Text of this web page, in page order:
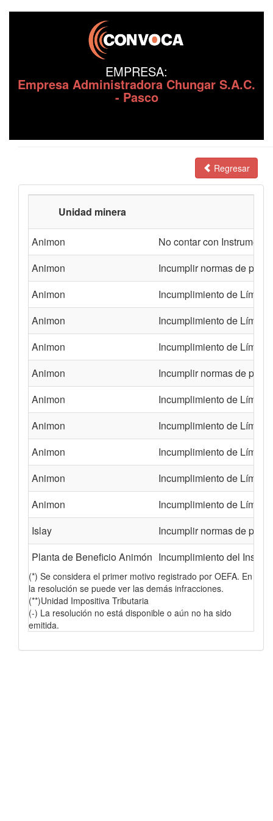
EMPRESA:
Empresa Administradora Chungar S.A.C.
- Pasco
Regresar
Unidad minera
Animon
No contar con
Animon
Incumplir normas de
Animon
Incumplimiento de
Animon
Incumplimiento de
Animon
Incumplimiento de
Animon
Incumplir normas de
Animon
Incumplimiento de
Animon
Incumplimiento de
Animon
Incumplimiento de
Animon
Incumplimiento de
Animon
Incumplimiento de
Islay
Incumplir normas de
Planta de Beneficio Animón Incumplimiento del
(*) Se considera el primer motivo registrado por OEFA. En
la resolución se puede ver las demás infracciones.
(**)Unidad Impositiva Tributaria
(-) La resolución no está disponible o aún no ha sido
emitida.